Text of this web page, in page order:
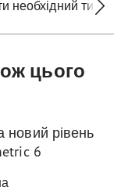
необхідний
цього
новий рівень
6